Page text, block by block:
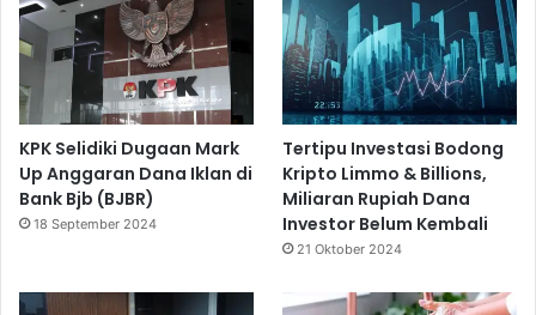
KPK Selidiki Dugaan Mark
Up Anggaran Dana Iklan di
Bank Bjb (BJBR)
18 September 2024
Tertipu Investasi Bodong
Kripto Limmo & Billions,
Miliaran Rupiah Dana
Investor Belum Kembali
21 Oktober 2024